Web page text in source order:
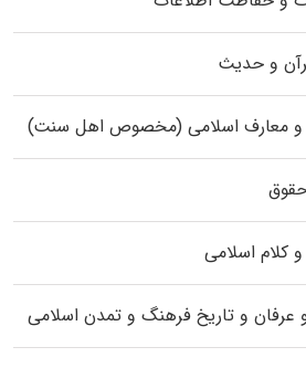
و حدیث
و معارف اسلامی (مخصوص اهل سنت)
کلام اسلامی
عرفان و تاریخ فرهنگ و تمدن اسلامی